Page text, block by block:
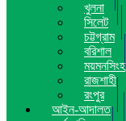
খুলনা
সিলেট
চট্টগ্রাম
বরিশাল
ময়মনসিংহ
রাজশাহী
রংপুর
আইন-আদালত